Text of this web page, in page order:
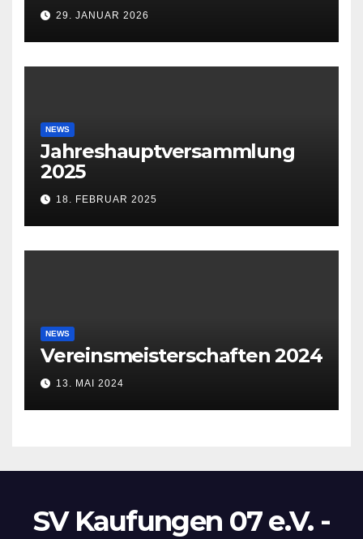
29. JANUAR 2026
NEWS
Jahreshauptversammlung
2025
18. FEBRUAR 2025
NEWS
Vereinsmeisterschaften 2024
13. MAI 2024
SV Kaufungen 07 e.V. -